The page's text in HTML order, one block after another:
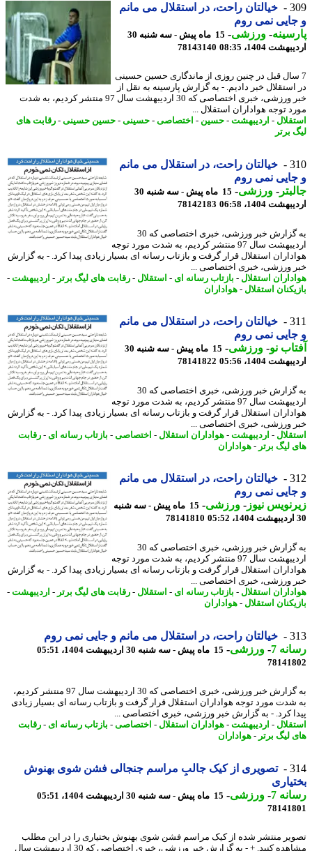
خیالتان راحت، در استقلال می مانم
نمی روم
-ورزشی-
15 ماه پیش - سه شنبه 30
1404، 08:35
78143140
قبل در چنین روزی از ماندگاری حسین حسینی
خبر دادیم. - به گزارش پارسینه به نقل از
خبر ورزشی، خبری اختصاصی که 30 اردیبهشت سال 97 منتشر کردیم، به شدت
توجه هواداران استقلال ...
-اردیبهشت-حسین-اختصاصی-حسینی-حسین حسینی-رقابت های
برتر
خیالتان راحت، در استقلال می مانم
نمی روم
-ورزشی-
15 ماه پیش - سه شنبه 30
1404، 06:58
78142183
به گزارش خبر ورزشی، خبری اختصاصی که 30
اردیبهشت سال 97 منتشر کردیم، به شدت مورد توجه
استقلال قرار گرفت و بازتاب رسانه ای بسیار زیادی پیدا کرد. - به گزارش
ورزشی، خبری اختصاصی ...
استقلال-بازتاب رسانه ای- استقلال-رقابت های لیگ برتر - اردیبهشت-
استقلال-هواداران
خیالتان راحت، در استقلال می مانم
نمی روم
نو- ورزشی-
15 ماه پیش - سه شنبه 30
1404، 05:56
78141822
به گزارش خبر ورزشی، خبری اختصاصی که 30
اردیبهشت سال 97 منتشر کردیم، به شدت مورد توجه
استقلال قرار گرفت و بازتاب رسانه ای بسیار زیادی پیدا کرد. - به گزارش
ورزشی، خبری اختصاصی ...
-اردیبهشت-هواداران استقلال-اختصاصی-بازتاب رسانه ای- رقابت
لیگ برتر - هواداران
خیالتان راحت، در استقلال می مانم
نمی روم
نیوز-ورزشی-
15 ماه پیش - سه شنبه
78141810
به گزارش خبر ورزشی، خبری اختصاصی که 30
اردیبهشت سال 97 منتشر کردیم، به شدت مورد توجه
استقلال قرار گرفت و بازتاب رسانه ای بسیار زیادی پیدا کرد. - به گزارش
ورزشی، خبری اختصاصی ...
استقلال-بازتاب رسانه ای- استقلال-رقابت های لیگ برتر - اردیبهشت-
استقلال-هواداران
خیالتان راحت، در استقلال می مانم و جایی نمی روم
7
-ورزشی-15 ماه پیش - سه شنبه 30 اردیبهشت 1404، 05:51
به گزارش خبر ورزشی، خبری اختصاصی که 30 اردیبهشت سال 97 منتشر کردیم،
مورد توجه هواداران استقلال قرار گرفت و بازتاب رسانه ای بسیار زیادی
کرد. - به گزارش خبر ورزشی، خبری اختصاصی ...
-اردیبهشت-هواداران استقلال-اختصاصی-بازتاب رسانه ای- رقابت
لیگ برتر - هواداران
تصویری از کیک جالبِ مراسم جنجالی فشن شوی بهنوش
7
-ورزشی-15 ماه پیش - سه شنبه 30 اردیبهشت 1404، 05:51
منتشر شده از کیک مراسم فشن شوی بهنوش بختیاری را در این مطلب
مشاهده کنید. + - به گزارش خبر ورزشی، خبری اختصاصی که 30 اردیبهشت سال